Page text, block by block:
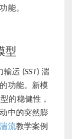
能。
型
输运 (SST)
的功能。新
型的稳健
流动中的突
温湍流教学